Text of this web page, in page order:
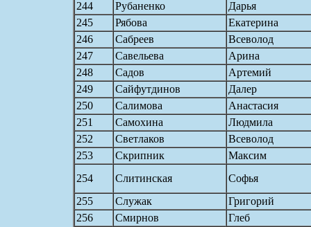
244
Рубаненко
Дарья
245
Рябова
Екатерина
246
Сабреев
Всеволод
247
Савельева
Арина
248
Садов
Артемий
249
Сайфутдинов
Далер
250
Салимова
Анастасия
251
Самохина
Людмила
252
Светлаков
Всеволод
253
Скрипник
Максим
254
Слитинская
Софья
255
Служак
Григорий
256
Смирнов
Глеб